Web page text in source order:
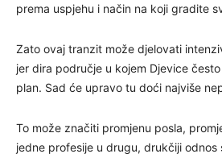
prema uspjehu i način na koji gradite
Zato ovaj tranzit može djelovati
jer dira područje u kojem Djevice
plan. Sad će upravo tu doći najviše
To može značiti promjenu posla,
jedne profesije u drugu, drukčiji odnos